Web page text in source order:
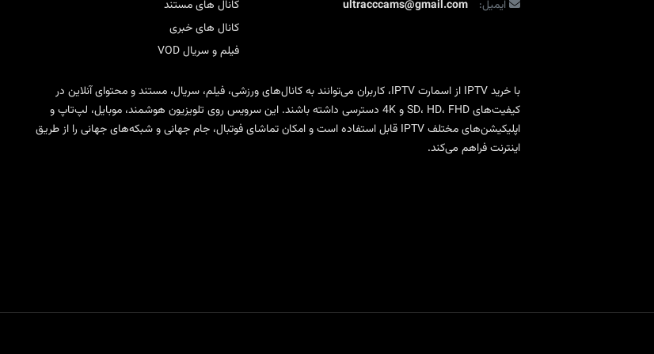
ایمیل:
ultracccams@gmail.com
کانال های مستند
کانال های خبری
فیلم و سریال VOD
با خرید IPTV ازاسمارت IPTV
، کاربران می‌توانند به کانال‌های ورزشی، فیلم، سریال، مستند و محتوای آنلاین در
کیفیت‌های SD، HD، FHD و 4K دسترسی داشته باشند. این سرویس روی تلویزیون هوشمند، موبایل، لپ‌تاپ و
اپلیکیشن‌های مختلف IPTV قابل استفاده است و امکان تماشای فوتبال، جام جهانی و شبکه‌های جهانی را از طریق
اینترنت فراهم می‌کند.